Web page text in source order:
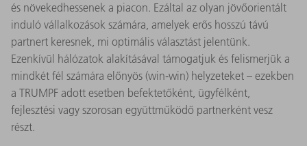
és növekedhessenek a piacon. Ezáltal az olyan jövőorientált
induló vállalkozások számára, amelyek erős hosszú távú
partnert keresnek, mi optimális választást jelentünk.
Ezenkívül hálózatok alakításával támogatjuk és felismerjük a
mindkét fél számára előnyös (win-win) helyzeteket – ezekben
a TRUMPF adott esetben befektetőként, ügyfélként,
fejlesztési vagy szorosan együttműködő partnerként vesz
részt.